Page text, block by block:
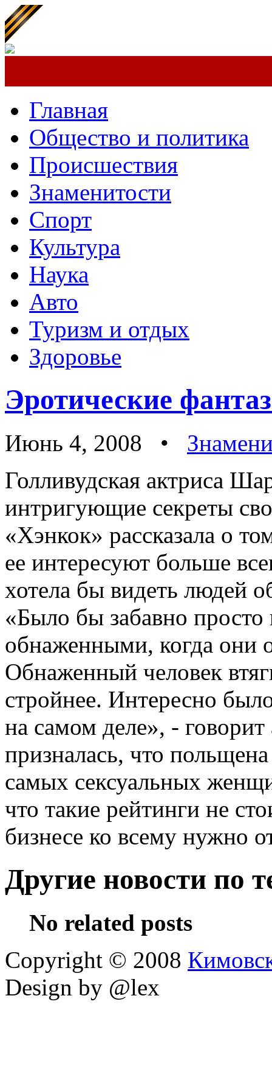
Главная
Общество и политика
Происшествия
Знаменитости
Спорт
Культура
Наука
Авто
Туризм и отдых
Здоровье
Эротические
Июнь 4, 2008 •
Голливудская актриса
интригующие секреты
«Хэнкок» рассказала о
ее интересуют больше
хотела бы видеть людей
«Было бы забавно
обнаженными, когда они
Обнаженный человек
стройнее. Интересно
на самом деле», -
призналась, что
самых сексуальных
что такие рейтинги не
бизнесе ко всему нужно
Другие новости по
No related posts
Copyright © 2008
Design by @lex